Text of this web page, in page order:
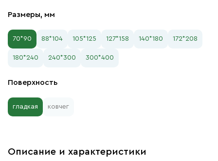
Размеры, мм
70*90 88*104 105*125 127*158 140*180 172*208
180*240 240*300 300*400
Поверхность
гладкая ковчег
Описание и характеристики